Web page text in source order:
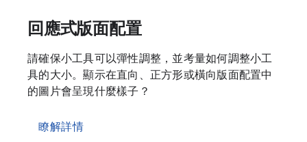
回應式版面配置
請確保小工具可以彈性調整，並考量如何調整小工
具的大小。顯示在直向、正方形或橫向版面配置中
的圖片會呈現什麼樣子？
瞭解詳情